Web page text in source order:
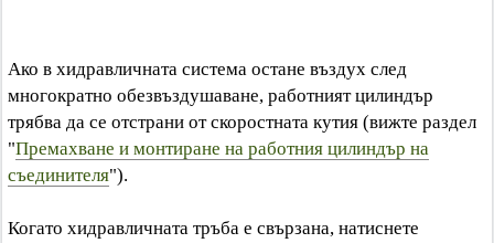
Ако в хидравличната система остане въздух след
многократно обезвъздушаване, работният цилиндър
трябва да се отстрани от скоростната кутия (вижте раздел
"Премахване и монтиране на работния цилиндър на
съединителя").
Когато хидравличната тръба е свързана, натиснете